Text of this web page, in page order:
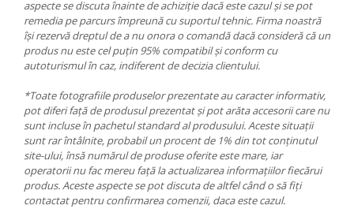
aspecte se discuta înainte de achiziție dacă este cazul și se pot
remedia pe parcurs împreună cu suportul tehnic. Firma noastră
își rezervă dreptul de a nu onora o comandă dacă consideră că un
produs nu este cel puțin 95% compatibil și conform cu
autoturismul în caz, indiferent de decizia clientului.
*Toate fotografiile produselor prezentate au caracter informativ,
pot diferi față de produsul prezentat și pot arăta accesorii care nu
sunt incluse în pachetul standard al produsului. Aceste situații
sunt rar întâlnite, probabil un procent de 1% din tot conținutul
site-ului, însă numărul de produse oferite este mare, iar
operatorii nu fac mereu față la actualizarea informațiilor fiecărui
produs. Aceste aspecte se pot discuta de altfel când o să fiți
contactat pentru confirmarea comenzii, daca este cazul.